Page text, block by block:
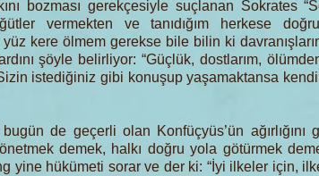
bozması gerekçesiyle suçlanan Sokrates
vermekten ve tanıdığım herkese
kere ölmem gerekse bile bilin ki
şöyle belirliyor: “Güçlük, dostlarım,
istediğiniz gibi konuşup yaşamaktansa
de geçerli olan Konfüçyüs’ün ağırlığını
demek, halkı doğru yola götürmek
yine hükümeti sorar ve der ki: “İyi ilkeler için,